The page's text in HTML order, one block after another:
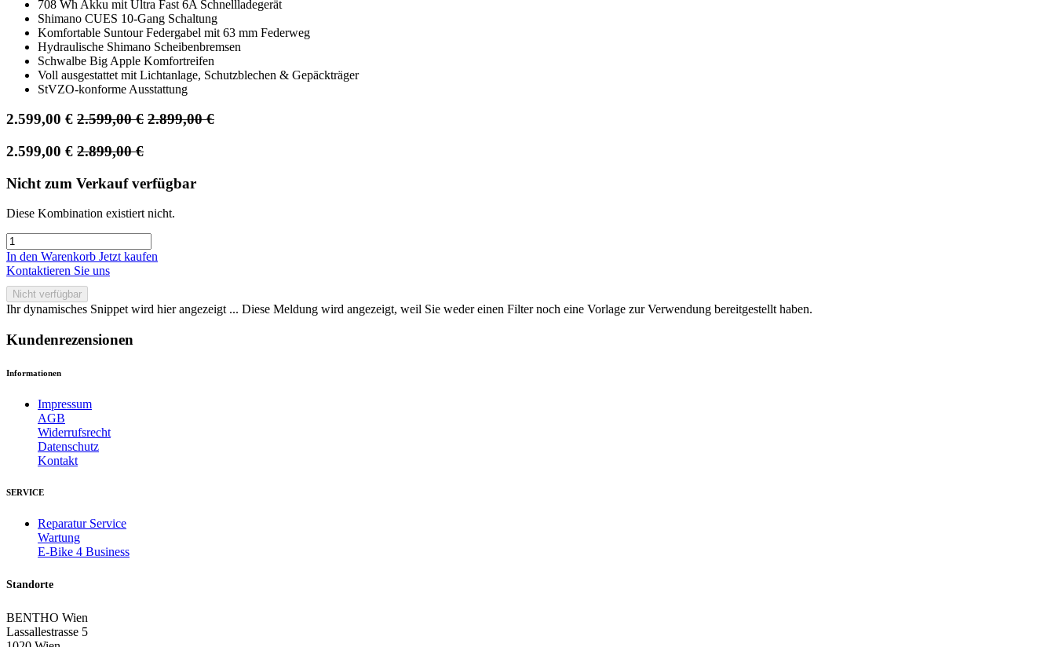
708 Wh Akku mit Ultra Fast 6A Schnellladegerät
Shimano CUES 10-Gang Schaltung
Komfortable Suntour Federgabel mit 63 mm Federweg
Hydraulische Shimano Scheibenbremsen
Schwalbe Big Apple Komfortreifen
Voll ausgestattet mit Lichtanlage, Schutzblechen & Gepäckträger
StVZO-konforme Ausstattung
2.599,00 € 2.599,00€ 2.899,00€
2.599,00 € 2.899,00€
Nicht zum Verkauf verfügbar
Diese Kombination existiert nicht.
In den Warenkorb Jetzt kaufen
Kontaktieren Sie uns
Nicht verfügbar
Ihr dynamisches Snippet wird hier angezeigt ... Diese Meldung wird angezeigt, weil Sie weder einen Filter noch eine Vorlage zur Verwendung bereitgestellt haben.
Kundenrezensionen
Informationen
Impressum
AGB
Widerrufsrecht
Datenschutz
Kontakt
SERVICE
Reparatur Service
Wartung
E-Bike 4 Business
Standorte
BENTHO Wien
Lassallestrasse 5